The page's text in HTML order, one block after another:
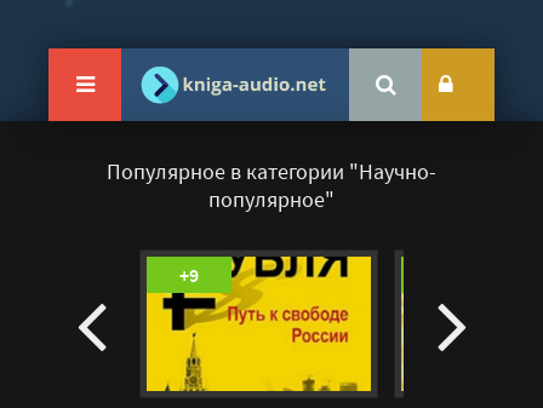
Популярное в категории "Научно-
популярное"
+9